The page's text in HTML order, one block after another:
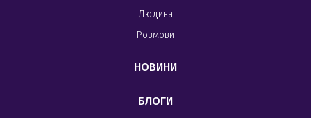
Людина
Розмови
НОВИНИ
БЛОГИ